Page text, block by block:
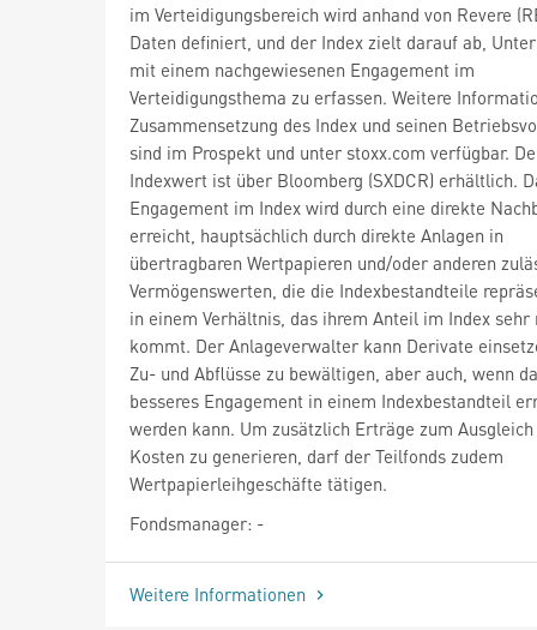
im Verteidigungsbereich wird anhand von Revere
Daten definiert, und der Index zielt darauf ab,
mit einem nachgewiesenen Engagement im
Verteidigungsthema zu erfassen. Weitere
Zusammensetzung des Index und seinen
sind im Prospekt und unter stoxx.com verfügbar.
Indexwert ist über Bloomberg (SXDCR) erhältlich.
Engagement im Index wird durch eine direkte
erreicht, hauptsächlich durch direkte Anlagen in
übertragbaren Wertpapieren und/oder anderen
Vermögenswerten, die die Indexbestandteile
in einem Verhältnis, das ihrem Anteil im Index sehr
kommt. Der Anlageverwalter kann Derivate
Zu- und Abflüsse zu bewältigen, aber auch, wenn
besseres Engagement in einem Indexbestandteil
werden kann. Um zusätzlich Erträge zum
Kosten zu generieren, darf der Teilfonds zudem
Wertpapierleihgeschäfte tätigen.
Fondsmanager: -
Weitere Informationen